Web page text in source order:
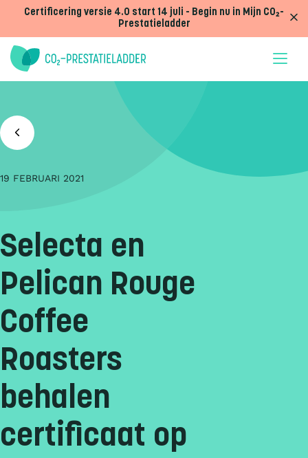
Certificering versie 4.0 start 14 juli - Begin nu in Mijn CO₂-
Prestatieladder
19 FEBRUARI 2021
Selecta en
Pelican Rouge
Coffee
Roasters
behalen
certificaat op